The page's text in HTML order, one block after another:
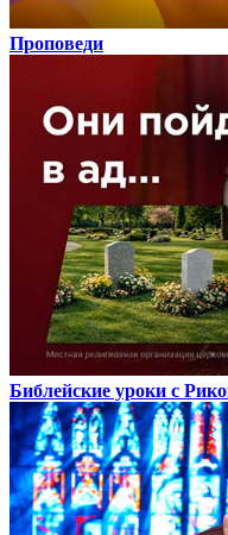
Проповеди
Библейские уроки с